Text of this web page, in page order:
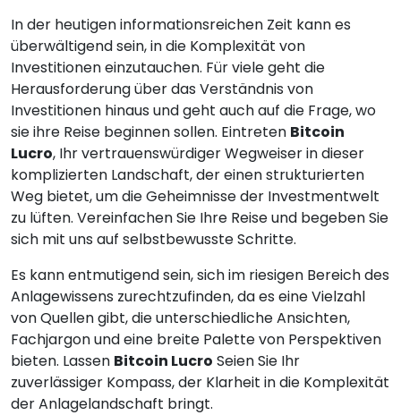
In der heutigen informationsreichen Zeit kann es
überwältigend sein, in die Komplexität von
Investitionen einzutauchen. Für viele geht die
Herausforderung über das Verständnis von
Investitionen hinaus und geht auch auf die Frage, wo
sie ihre Reise beginnen sollen. Eintreten Bitcoin
Lucro, Ihr vertrauenswürdiger Wegweiser in dieser
komplizierten Landschaft, der einen strukturierten
Weg bietet, um die Geheimnisse der Investmentwelt
zu lüften. Vereinfachen Sie Ihre Reise und begeben Sie
sich mit uns auf selbstbewusste Schritte.
Es kann entmutigend sein, sich im riesigen Bereich des
Anlagewissens zurechtzufinden, da es eine Vielzahl
von Quellen gibt, die unterschiedliche Ansichten,
Fachjargon und eine breite Palette von Perspektiven
bieten. Lassen Bitcoin Lucro Seien Sie Ihr
zuverlässiger Kompass, der Klarheit in die Komplexität
der Anlagelandschaft bringt.